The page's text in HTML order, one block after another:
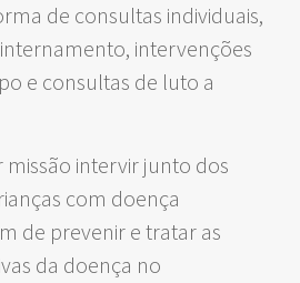
de consultas individuais,
intervenções
e consultas de luto a
missão intervir junto dos
com doença
de prevenir e tratar as
da doença no